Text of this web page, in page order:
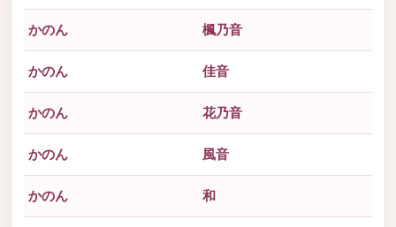
かのん 楓乃音
かのん 佳音
かのん 花乃音
かのん 風音
かのん 和